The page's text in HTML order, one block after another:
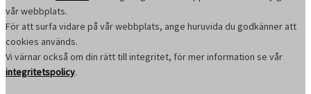
vår webbplats.
För att surfa vidare på vår webbplats, ange huruvida du godkänner att
cookies används.
Vi värnar också om din rätt till integritet, för mer information se vår
integritetspolicy.